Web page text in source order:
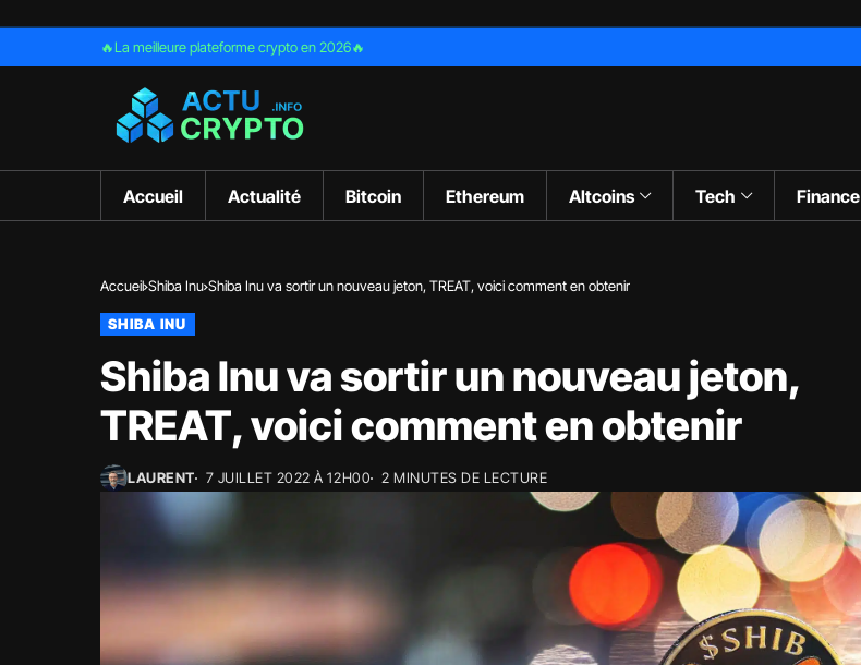
🔥La meilleure plateforme crypto en 2026🔥
Accueil Actualité Bitcoin Ethereum Altcoins Tech Finance
Accueil Shiba Inu Shiba Inu va sortir un nouveau jeton, TREAT, voici comment en obtenir
SHIBA INU
Shiba Inu va sortir un nouveau jeton,
TREAT, voici comment en obtenir
LAURENT 7 JUILLET 2022 À 12H00 2 MINUTES DE LECTURE